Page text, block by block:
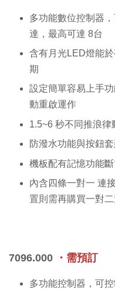
多功能數位控制器
達，最高可達 8台
含有月光LED燈能
期
設定簡單容易上手
動重啟運作
1.5~6 秒不同推浪律
防潑水功能與按鈕
機板配有記憶功能
內含四條一對一 連
置則需再購買一對
7096.000 ・需預訂
多功能控制器，可